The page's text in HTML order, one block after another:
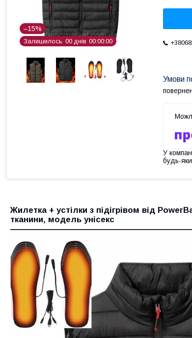
–15%
Залишилось 00 днів 00 00 00
У
будь-
Жилетка + устілки з підігрівом від
тканини, модель унісекс